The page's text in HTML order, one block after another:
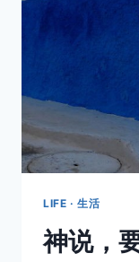
到
LIFE · 生活
神说，